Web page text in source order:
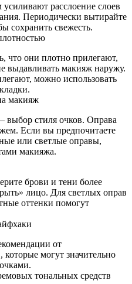
расслоение слоев
Периодически вытирайте
сохранить свежесть.
что они плотно прилегают,
выдавливать макияж наружу.
можно использовать
макияж
выбор стиля очков. Оправа
Если вы предпочитаете
или светлые оправы,
макияжа.
брови и тени более
лицо. Для светлых оправ
оттенки помогут
от
могут значительно
тональных средств